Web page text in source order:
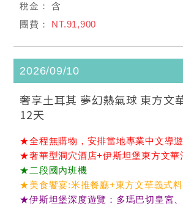
含
NT.91,900
2026/09/10
奢享土耳其 夢幻熱氣球 東方文
12天
★全程無購物，安排當地專業中文導
★奢華型洞穴酒店+伊斯坦堡東方文華
★二段國內班機
★美食饗宴:米推餐廳+東方文華義式
★伊斯坦堡深度遊覽：多瑪巴切皇宮、